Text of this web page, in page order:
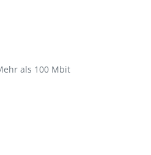
als 100 Mbit